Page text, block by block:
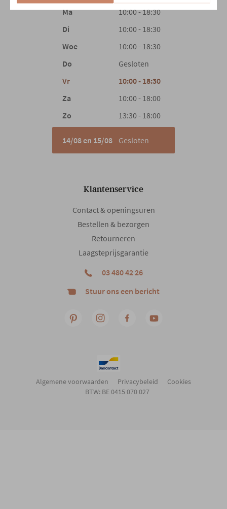
Kabel
Materiaal rug Leder
Ja
Kruispoot
Elektrisch
Ma
10:00 - 18:30
Di
10:00 - 18:30
Woe
10:00 - 18:30
Do
Gesloten
Vr
10:00 - 18:30
Za
10:00 - 18:00
Zo
13:30 - 18:00
14/08 en 15/08 Gesloten
Klantenservice
Contact & openingsuren
Bestellen & bezorgen
Retourneren
Laagsteprijsgarantie
03 480 42 26
Stuur ons een bericht
Algemene voorwaarden Privacybeleid
Cookies
BTW: BE 0415 070 027